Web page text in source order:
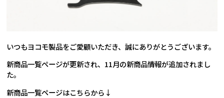
いつもヨコモ製品をご愛顧いただき、誠にありがとうございます。
新商品一覧ページが更新され、11月の新商品情報が追加されまし
た。
新商品一覧ページはこちらから↓